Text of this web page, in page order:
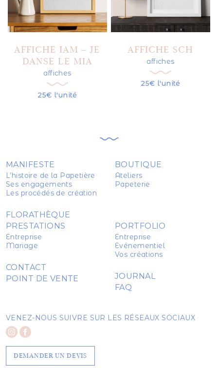
AFFICHE IAM – JE
DANSE LE MIA
affiches
25€ l'unité
AFFICHE SCH
affiches
25€ l'unité
MANIFESTE
L’histoire de la Papetière
Ses engagements
Les procédés de création
FLORATHÈQUE
BOUTIQUE
Ateliers
Papeterie
PRESTATIONS
Entreprise
Mariage
CONTACT
POINT DE VENTE
PORTFOLIO
Entreprise
Evénementiel
Vos créations
JOURNAL
FAQ
VENEZ-NOUS SUIVRE SUR LES RÉSEAUX SOCIAUX
DEMANDER UN DEVIS